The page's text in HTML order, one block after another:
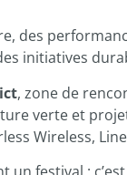
des
initiatives
, zone de
verte et
Wireless,